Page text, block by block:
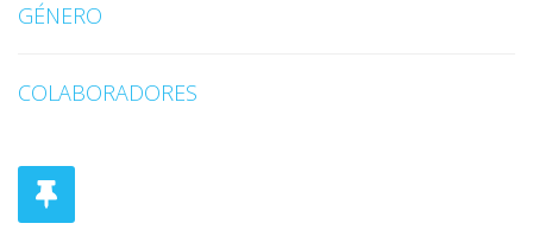
GÉNERO
COLABORADORES